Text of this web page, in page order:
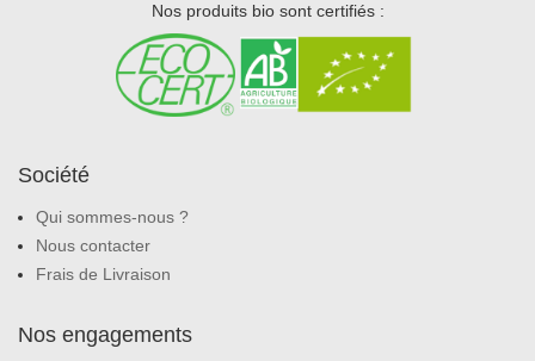
Nos produits bio sont certifiés :
Société
Qui sommes-nous ?
Nous contacter
Frais de Livraison
Nos engagements